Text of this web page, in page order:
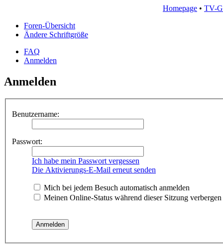
Homepage • TV-
Foren-Übersicht
Ändere Schriftgröße
FAQ
Anmelden
Anmelden
Benutzername:
Passwort:
Ich habe mein Passwort vergessen
Die Aktivierungs-E-Mail erneut senden
Mich bei jedem Besuch automatisch anmelden
Meinen Online-Status während dieser Sitzung verbergen